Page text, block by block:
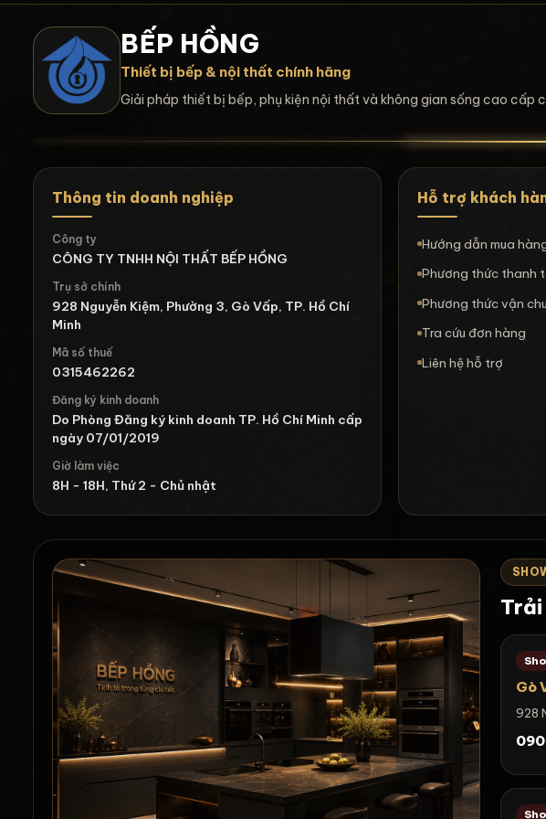
BẾP HỒNG
Thiết bị bếp & nội thất chính hãng
Giải pháp thiết bị bếp, phụ kiện nội thất và không gian sống cao cấp
Thông tin doanh nghiệp
Công ty
CÔNG TY TNHH NỘI THẤT BẾP HỒNG
Trụ sở chính
928 Nguyễn Kiệm, Phường 3, Gò Vấp, TP. Hồ Chí
Minh
Mã số thuế
0315462262
Đăng ký kinh doanh
Do Phòng Đăng ký kinh doanh TP. Hồ Chí Minh cấp
ngày 07/01/2019
Giờ làm việc
8H - 18H, Thứ 2 - Chủ nhật
Hỗ trợ khách
Hướng dẫn mua
Phương thức thanh
Phương thức vận
Tra cứu đơn hàng
Liên hệ hỗ trợ
Trải
Gò
928